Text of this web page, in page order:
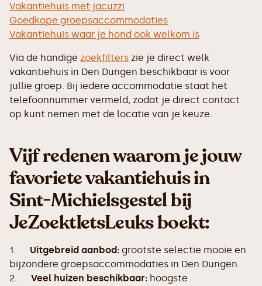
Vakantiehuis met jacuzzi
Goedkope groepsaccommodaties
Vakantiehuis waar je hond ook welkom is
Via de handige zoekfilters zie je direct welk
vakantiehuis in Den Dungen beschikbaar is voor
jullie groep. Bij iedere accommodatie staat het
telefoonnummer vermeld, zodat je direct contact
op kunt nemen met de locatie van je keuze.
Vijf redenen waarom je jouw
favoriete vakantiehuis in
Sint-Michielsgestel bij
JeZoektIetsLeuks boekt:
1. Uitgebreid aanbod: grootste selectie mooie en
bijzondere groepsaccommodaties in Den Dungen.
2. Veel huizen beschikbaar: hoogste